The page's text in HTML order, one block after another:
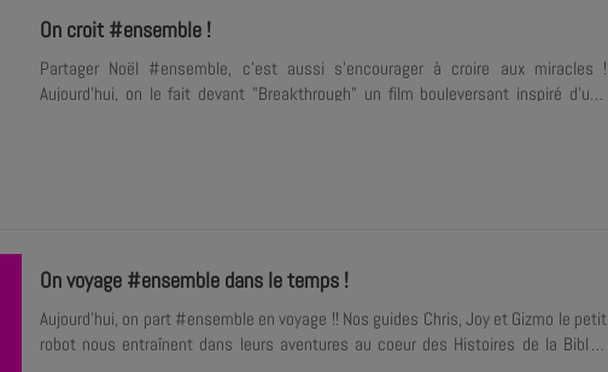
On croit #ensemble !
Partager Noël #ensemble, c'est aussi s'encourager à croire aux miracles !
Aujourd'hui, on le fait devant "Breakthrough" un film bouleversant inspiré d'une
On voyage #ensemble dans le temps !
Aujourd'hui, on part #ensemble en voyage !! Nos guides Chris, Joy et Gizmo le petit
robot nous entraînent dans leurs aventures au coeur des Histoires de la Bible !